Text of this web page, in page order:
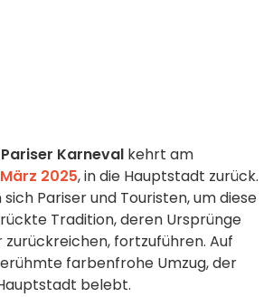
Pariser Karneval kehrt am
2025, in die Hauptstadt zurück.
Pariser und Touristen, um diese
Tradition, deren Ursprünge
fortzuführen. Auf
farbenfrohe Umzug, der
belebt.